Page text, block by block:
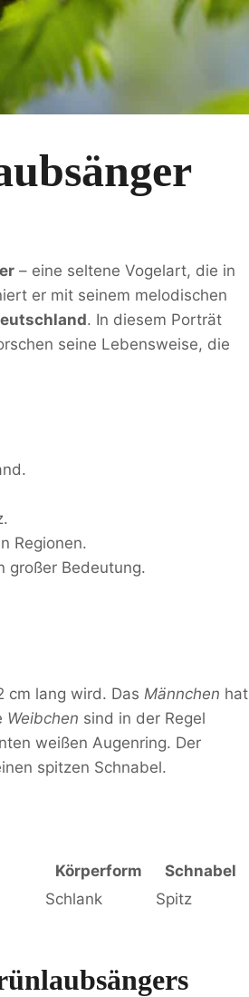
– eine seltene Vogelart, die in
er mit seinem melodischen
. In diesem Porträt
seine Lebensweise, die
Regionen.
großer Bedeutung.
cm lang wird. Das Männchen hat
Weibchen sind in der Regel
weißen Augenring. Der
spitzen Schnabel.
Körperform
Schnabel
Schlank Spitz